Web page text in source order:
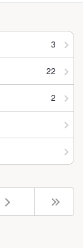
3
22
2